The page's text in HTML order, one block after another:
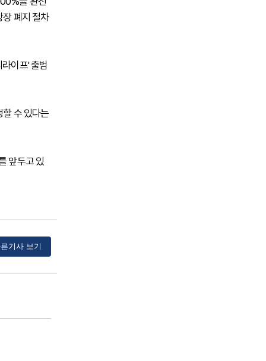
장 폐지 절차
이프' 출범
할 수 있다는
앞두고 있
기사 보기